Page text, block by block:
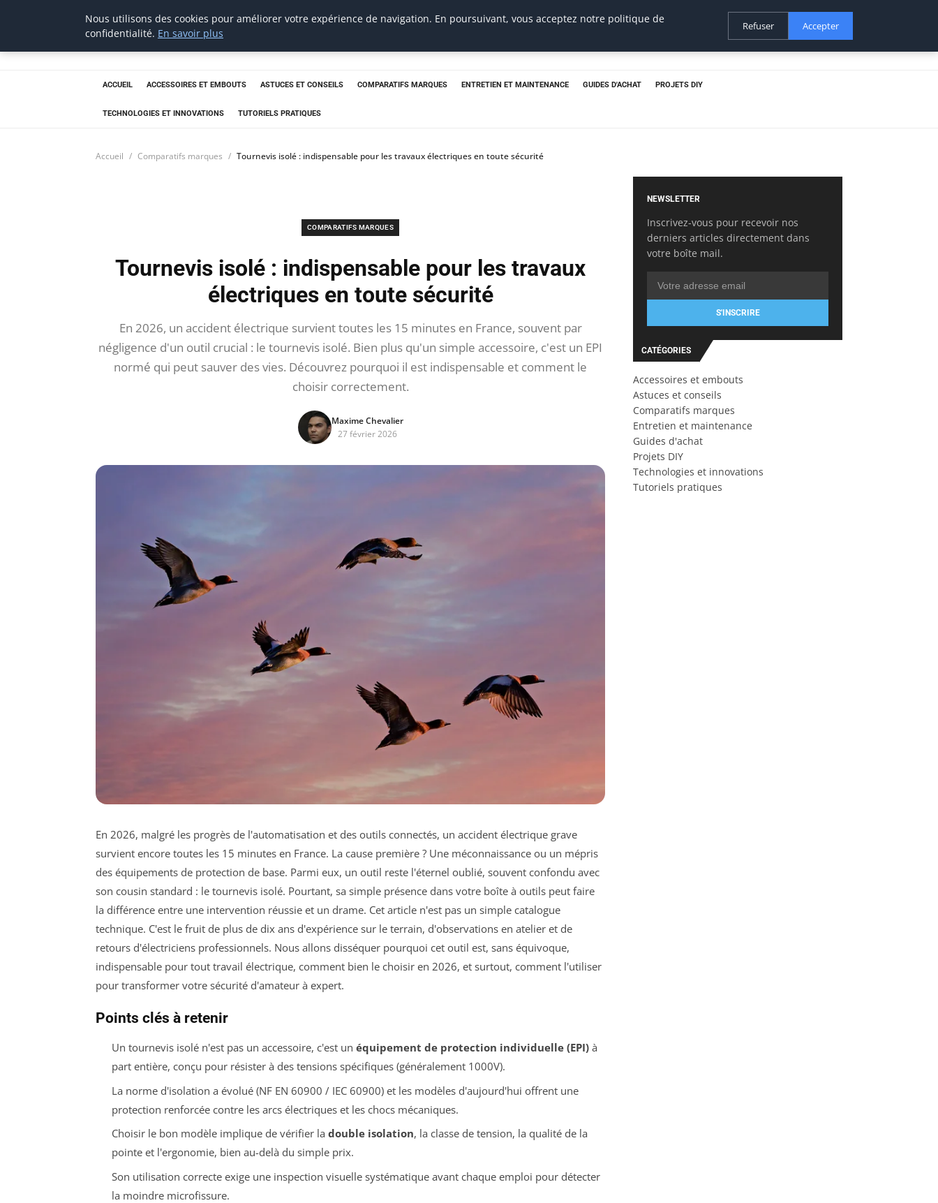
tournevis
malin
ACCUEIL ACCESSOIRES ET EMBOUTS ASTUCES ET CONSEILS COMPARATIFS MARQUES ENTRETIEN ET MAINTENANCE GUIDES D'ACHAT PROJETS DIY
TECHNOLOGIES ET INNOVATIONS TUTORIELS PRATIQUES
Accueil Comparatifs marques Tournevis isolé : indispensable pour les travaux électriques en toute sécurité
COMPARATIFS MARQUES
Tournevis isolé : indispensable pour les travaux
électriques en toute sécurité
En 2026, un accident électrique survient toutes les 15 minutes en France, souvent par
négligence d'un outil crucial : le tournevis isolé. Bien plus qu'un simple accessoire, c'est un EPI
normé qui peut sauver des vies. Découvrez pourquoi il est indispensable et comment le
choisir correctement.
Maxime Chevalier
27 février 2026
En 2026, malgré les progrès de l'automatisation et des outils connectés, un accident électrique grave
survient encore toutes les 15 minutes en France. La cause première ? Une méconnaissance ou un mépris
des équipements de protection de base. Parmi eux, un outil reste l'éternel oublié, souvent confondu avec
son cousin standard : le tournevis isolé. Pourtant, sa simple présence dans votre boîte à outils peut faire
la différence entre une intervention réussie et un drame. Cet article n'est pas un simple catalogue
technique. C'est le fruit de plus de dix ans d'expérience sur le terrain, d'observations en atelier et de
retours d'électriciens professionnels. Nous allons disséquer pourquoi cet outil est, sans équivoque,
indispensable pour tout travail électrique, comment bien le choisir en 2026, et surtout, comment l'utiliser
pour transformer votre sécurité d'amateur à expert.
Points clés à retenir
Un tournevis isolé n'est pas un accessoire, c'est un équipement de protection individuelle (EPI)à
part entière, conçu pour résister à des tensions spécifiques (généralement 1000V).
La norme d'isolation a évolué (NF EN 60900 / IEC 60900) et les modèles d'aujourd'hui offrent une
protection renforcée contre les arcs électriques et les chocs mécaniques.
Choisir le bon modèle implique de vérifier la double isolation, la classe de tension, la qualité de la
pointe et l'ergonomie, bien au-delà du simple prix.
Son utilisation correcte exige une inspection visuelle systématique avant chaque emploi pour détecter
la moindre microfissure.
NEWSLETTER
Inscrivez-vous pour recevoir nos
derniers articles directement dans
votre boîte mail.
S'INSCRIRE
CATÉGORIES
Accessoires et embouts
Astuces et conseils
Comparatifs marques
Entretien et maintenance
Guides d'achat
Projets DIY
Technologies et innovations
Tutoriels pratiques
Nous utilisons des cookies pour améliorer votre expérience de navigation. En poursuivant, vous acceptez notre politique de
confidentialité. En savoir plus
Refuser Accepter